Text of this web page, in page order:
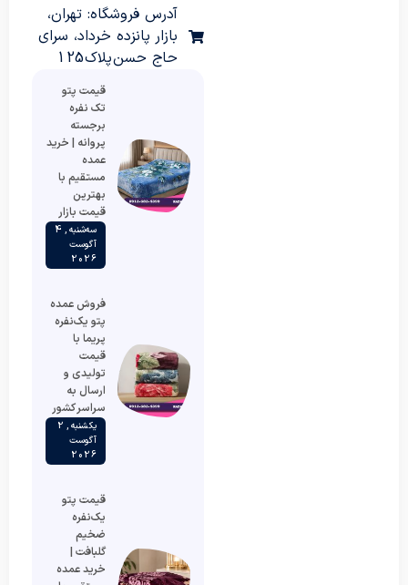
آدرس فروشگاه: تهران،
بازار پانزده خرداد، سرای
حاج حسن پلاک 125
قیمت پتو
تک نفره
برجسته
پروانه | خرید
عمده
مستقیم با
بهترین
قیمت بازار
سه‌شنبه , 4
آگوست
2026
فروش عمده
پتو یک‌نفره
پریما با
قیمت
تولیدی و
ارسال به
سراسر کشور
یکشنبه , 2
آگوست
2026
قیمت پتو
یک‌نفره
ضخیم
گلبافت |
خرید عمده